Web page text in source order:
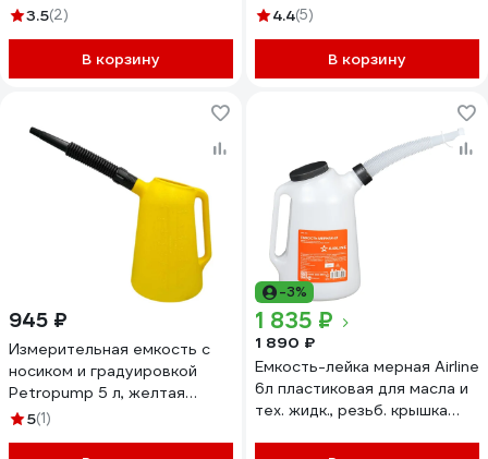
APFL003
3.5(2)
В корзину
жидкостей APFL018
4.4(5)
В корзину
945 ₽
Измерительная емкость с
носиком и градуировкой
Petropump 5 л, желтая
PP470005YL
5(1)
-3%
1 835 ₽
1 890 ₽
Емкость-лейка мерная Airline
6л пластиковая для масла и
тех. жидк., резьб. крышка